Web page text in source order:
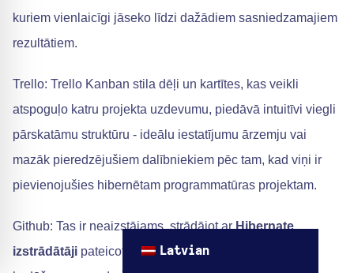
kuriem vienlaicīgi jāseko līdzi dažādiem sasniedzamajiem
rezultātiem.
Trello: Trello Kanban stila dēļi un kartītes, kas veikli
atspoguļo katru projekta uzdevumu, piedāvā intuitīvi viegli
pārskatāmu struktūru - ideālu iestatījumu ārzemju vai
mazāk pieredzējušiem dalībniekiem pēc tam, kad viņi ir
pievienojušies hibernētam programmatūras projektam.
Github: Tas ir neaizstājams, strādājot arHibernate
izstrādātāji pateicoties tās platformai, kas ir vērsta uz
Latvian